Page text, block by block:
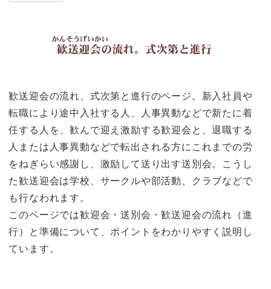
歓送迎会の流れ、式次第と進行のページ。新入社員や
転職により途中入社する人、人事異動などで新たに着
任する人を、歓んで迎え激励する歓迎会と、退職する
人または人事異動などで転出される方にこれまでの労
をねぎらい感謝し、激励して送り出す送別会。こうし
た歓送迎会は学校、サークルや部活動、クラブなどで
も行なわれます。
このページでは歓迎会・送別会・歓送迎会の流れ（進
行）と準備について、ポイントをわかりやすく説明し
ています。